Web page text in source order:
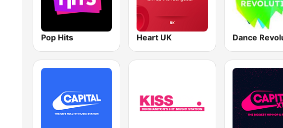
Pop Hits Heart UK Dance